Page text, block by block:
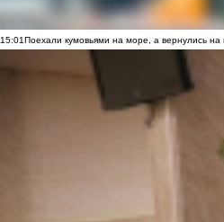
15:01Поехали кумовьями на море, а вернулись